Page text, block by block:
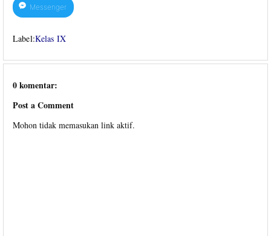
Messenger
Label:Kelas IX
0 komentar:
Post a Comment
Mohon tidak memasukan link aktif.